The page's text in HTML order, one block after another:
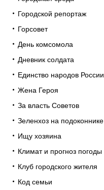
Городской репортаж
Горсовет
День комсомола
Дневник солдата
Единство народов России
Жена Героя
За власть Советов
Зеленхоз на подоконнике
Ищу хозяина
Климат и прогноз погоды
Клуб городского жителя
Код семьи